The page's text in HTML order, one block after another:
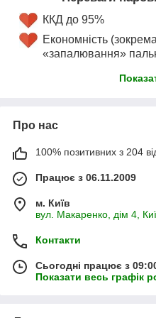
порівнюючи з
Наші інженери-
проконсультують
опалювальний
ККД до 95%
Економність
«запалювання»
Можливість швидкої
Швидке
та запуск
постійному догляді)
(знімний змійовик та
Конструкція приладу
пальник для підігрівання
Про нас
100% позитивних з 204
Працює з 06.11.2009
м. Київ
вул. Макаренко, дім 4,
Контакти
Сьогодні працює з
Показати весь графік